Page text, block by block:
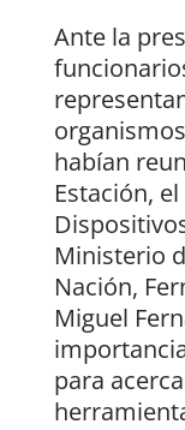
Ante la
habían
Estación,
Ministerio
Nación,
Miguel
para